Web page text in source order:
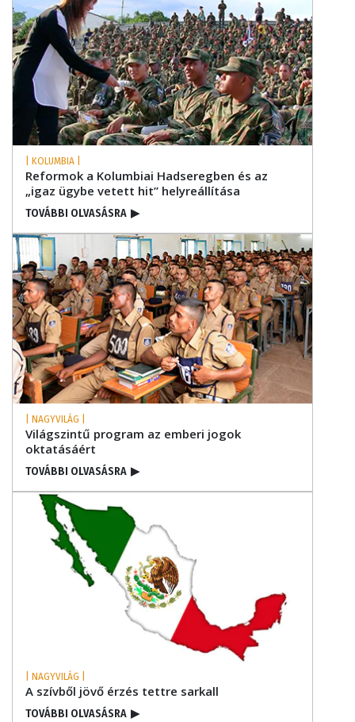
| KOLUMBIA |
Reformok a Kolumbiai Hadseregben és az
„igaz ügybe vetett hit” helyreállítása
TOVÁBBI OLVASÁSRA ▶
| NAGYVILÁG |
Világszintű program az emberi jogok
oktatásáért
TOVÁBBI OLVASÁSRA ▶
| NAGYVILÁG |
A szívből jövő érzés tettre sarkall
TOVÁBBI OLVASÁSRA ▶